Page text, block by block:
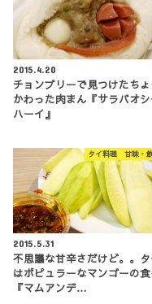
2015.4.20
チョンブリーで見つけたちょ
かわった肉まん『サラバオ
ハーイ』
タイ料理 甘味・
2015.5.31
不思議な甘辛さだけど。。
はポピュラーなマンゴーの
『マムアンデ…